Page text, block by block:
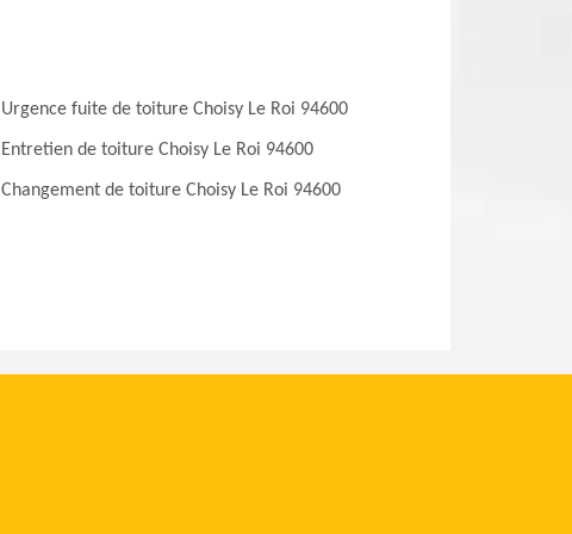
Urgence fuite de toiture Choisy Le Roi 94600
Entretien de toiture Choisy Le Roi 94600
Changement de toiture Choisy Le Roi 94600